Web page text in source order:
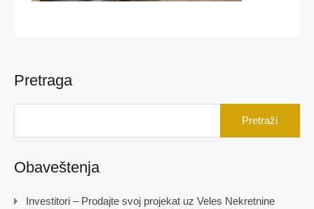
Pretraga
Obaveštenja
Investitori – Prodajte svoj projekat uz Veles Nekretnine